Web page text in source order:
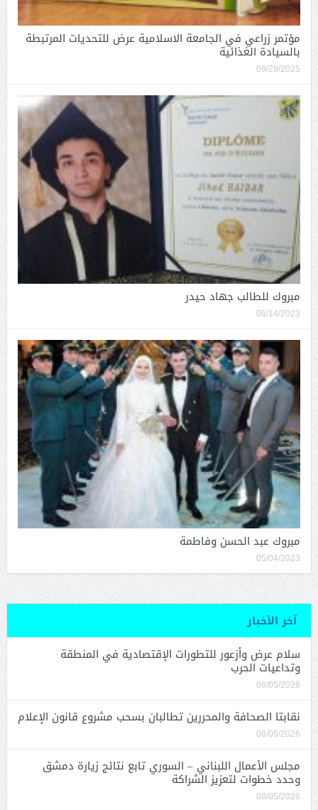
مؤتمر زراعي في الجامعة الاسلامية عرض للتحديات المرتبطة
بالسيادة الغذائية
09/28/2025
مبروك للطالب جهاد حيدر
06/14/2023
مبروك عبد الحسن وفاطمة
05/04/2023
آخر الأخبار
سلام عرض وأزعور للتطورات الإقتصادية في المنطقة
وتداعيات الحرب
08/05/2026
نقابتا الصحافة والمحررين تطالبان بسحب مشروع قانون الإعلام
08/05/2026
مجلس الأعمال اللبناني – السوري تابع نتائج زيارة دمشق
وحدد خطوات لتعزيز الشراكة
08/05/2026